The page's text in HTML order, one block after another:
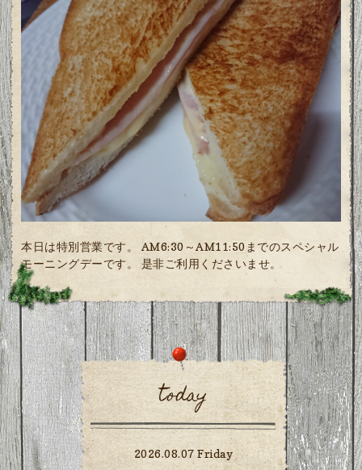
本日は特別営業です。 AM6:30～AM11:50までのスペシャル
モーニングデーです。 是非ご利用くださいませ。
today
2026.08.07 Friday